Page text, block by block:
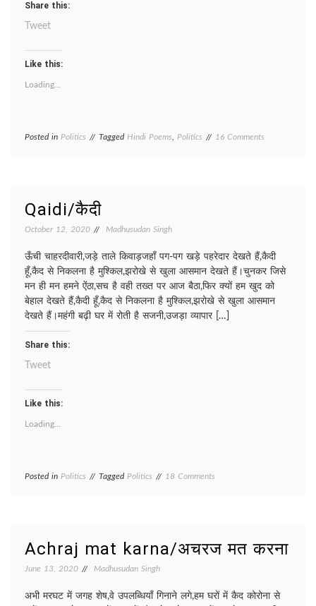
Share this:
Tweet
Like this:
Loading...
Posted in Politics Tagged Hindi Poems Politics 16 Comments
Qaidi/कैदी
October 12, 2020 Madhusudan Singh
ऊँची चाहरदीवारी,जड़े ताले किवाड़जहाँ पग-पग खड़े पहरेदार देखते हैं,कैदी
हूँ,कैद से निकलना है मुश्किल,झरोखे से खुला आसमान देखते हैं।चुनकर जिसे
मन ही मन हमने ऐंठा,सच है वही तख्त पर आज बैठा,फिर क्यों हम खुद को
बेहाल देखते हैं,कैदी हूँ,कैद से निकलना है मुश्किल,झरोखे से खुला आसमान
देखते हैं।महंगी बढ़ी घर में रोती है सजनी,उजड़ा व्यापार […]
Share this:
Tweet
Like this:
Loading...
Posted in Politics Tagged Politics 18 Comments
Achraj mat karna/अचरज मत करना
June 13, 2020 Madhusudan Singh
अभी मरघट में जगह शेष,वे उपलब्धियाँ गिनाने लगे,हम घरों में कैद कोरोना से